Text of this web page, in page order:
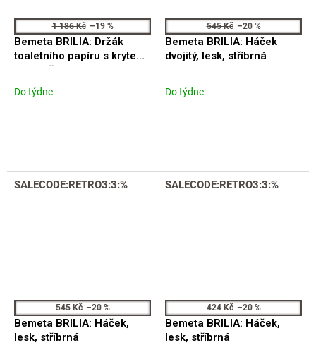
1 186 Kč –19 %
Bemeta BRILIA: Držák
toaletního papíru s krytem,
lesk, stříbrná
Do týdne
545 Kč –20 %
Bemeta BRILIA: Háček
dvojitý, lesk, stříbrná
Do týdne
SALECODE:RETRO3:3:%
545 Kč –20 %
Bemeta BRILIA: Háček,
lesk, stříbrná
SALECODE:RETRO3:3:%
424 Kč –20 %
Bemeta BRILIA: Háček,
lesk, stříbrná